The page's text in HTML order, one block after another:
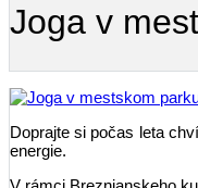
Joga v
Doprajte si počas leta
energie.